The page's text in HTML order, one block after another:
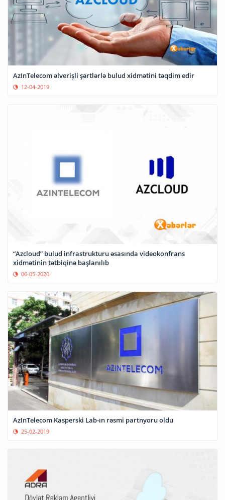
AzInTelecom əlverişli şərtlərlə bulud xidmətini təqdim edir
12-04-2019
“Azcloud” bulud infrastrukturu əsasında videokonfrans
xidmətinin tətbiqinə başlanılıb
06-05-2020
AzInTelecom Kasperski Lab-ın rəsmi partnyoru oldu
25-02-2019